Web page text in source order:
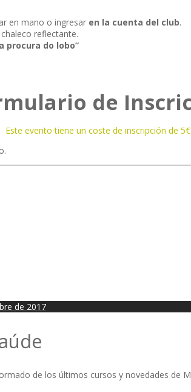
en mano o ingresar en la cuenta del club.
reflectante.
procura do lobo”
de
Este evento tiene un coste de inscripción de 5€
de 2017
de los últimos cursos y novedades de